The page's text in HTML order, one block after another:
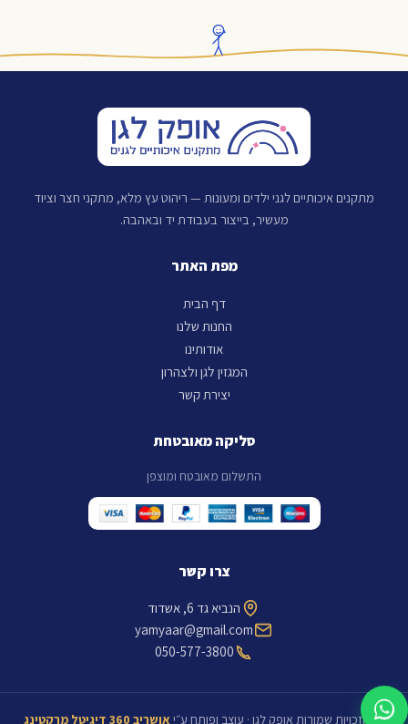
מתקנים איכותיים לגני ילדים ומעונות — ריהוט עץ מלא, מתקני חצר וציוד
מעשיר, בייצור בעבודת יד ובאהבה.
מפת האתר
דף הבית
החנות שלנו
אודותינו
המגזין לגן ולצהרון
יצירת קשר
סליקה מאובטחת
התשלום מאובטח ומוצפן
צרו קשר
הנביא גד 6, אשדוד
yamyaar@gmail.com
050-577-3800
כל הזכויות שמורות אופק לגן · עוצב ופותח ע״י אושריב 360 דיגיטל מרקטינג